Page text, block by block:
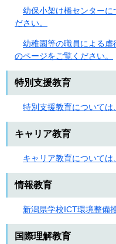
幼保小架け橋センターに
ださい。
幼稚園等の職員による
のページをご覧ください。
特別支援教育
特別支援教育については
キャリア教育
キャリア教育については
情報教育
新潟県学校ICT環境整備
国際理解教育